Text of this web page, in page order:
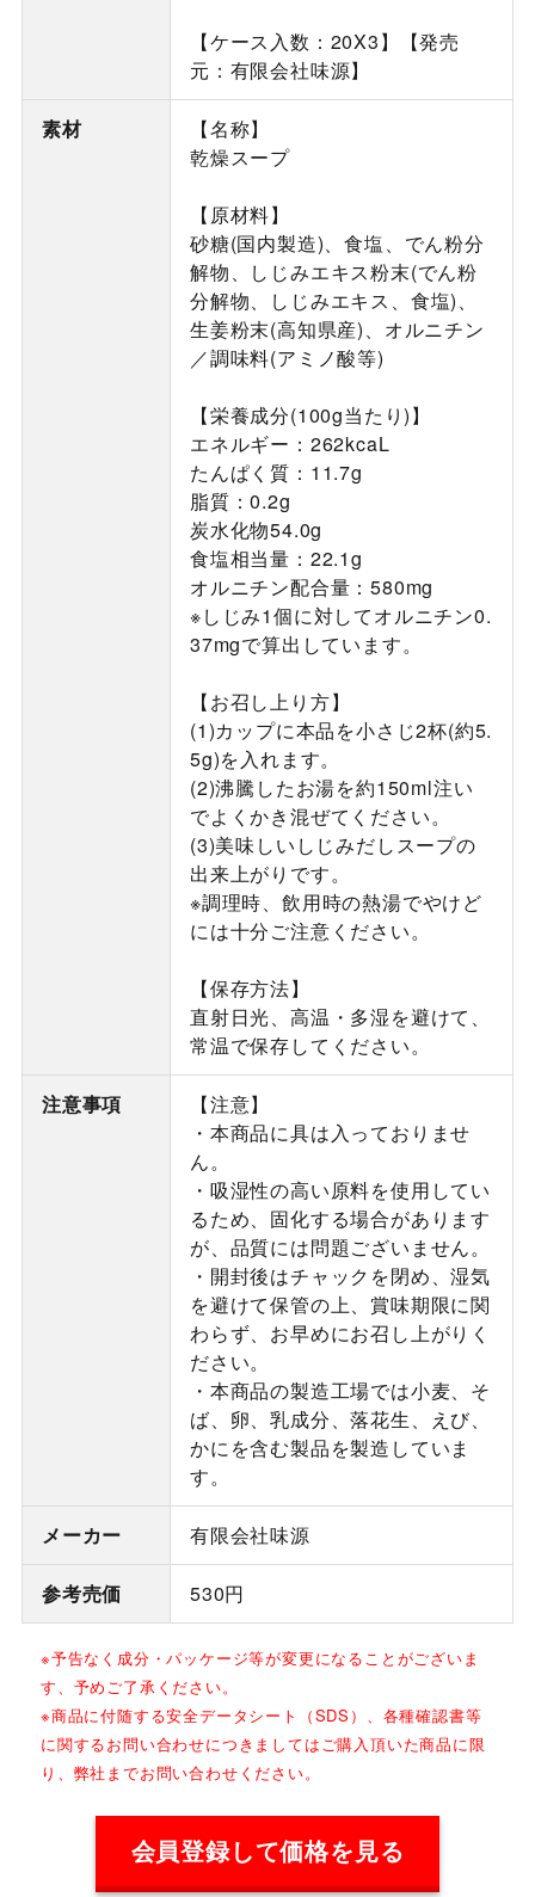
【ケース入数：20X3】【発売
元：有限会社味源】
素材
【名称】
乾燥スープ
【原材料】
砂糖(国内製造)、食塩、でん粉分
解物、しじみエキス粉末(でん粉
分解物、しじみエキス、食塩)、
生姜粉末(高知県産)、オルニチン
／調味料(アミノ酸等)
【栄養成分(100g当たり)】
エネルギー：262kcaL
たんぱく質：11.7g
脂質：0.2g
炭水化物54.0g
食塩相当量：22.1g
オルニチン配合量：580mg
※しじみ1個に対してオルニチン0.
37mgで算出しています。
【お召し上り方】
(1)カップに本品を小さじ2杯(約5.
5g)を入れます。
(2)沸騰したお湯を約150ml注い
でよくかき混ぜてください。
(3)美味しいしじみだしスープの
出来上がりです。
※調理時、飲用時の熱湯でやけど
には十分ご注意ください。
【保存方法】
直射日光、高温・多湿を避けて、
常温で保存してください。
注意事項
【注意】
・本商品に具は入っておりませ
ん。
・吸湿性の高い原料を使用してい
るため、固化する場合があります
が、品質には問題ございません。
・開封後はチャックを閉め、湿気
を避けて保管の上、賞味期限に関
わらず、お早めにお召し上がりく
ださい。
・本商品の製造工場では小麦、そ
ば、卵、乳成分、落花生、えび、
かにを含む製品を製造していま
す。
メーカー 有限会社味源
参考売価 530円
※予告なく成分・パッケージ等が変更になることがございま
す、予めご了承ください。
※商品に付随する安全データシート（SDS）、各種確認書等
に関するお問い合わせにつきましてはご購入頂いた商品に限
り、弊社までお問い合わせください。
会員登録して価格を見る